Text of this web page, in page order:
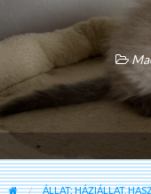
ÁLLAT: HÁZIÁLLAT,